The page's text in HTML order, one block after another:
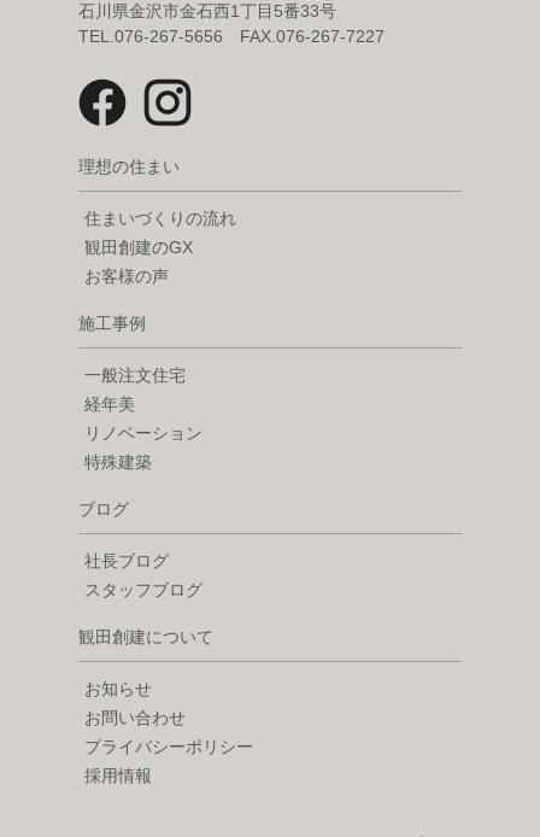
石川県金沢市金石西1丁目5番33号
TEL.076-267-5656 FAX.076-267-7227
理想の住まい
住まいづくりの流れ
観田創建のGX
お客様の声
施工事例
一般注文住宅
経年美
リノベーション
特殊建築
ブログ
社長ブログ
スタッフブログ
観田創建について
お知らせ
お問い合わせ
プライバシーポリシー
採用情報